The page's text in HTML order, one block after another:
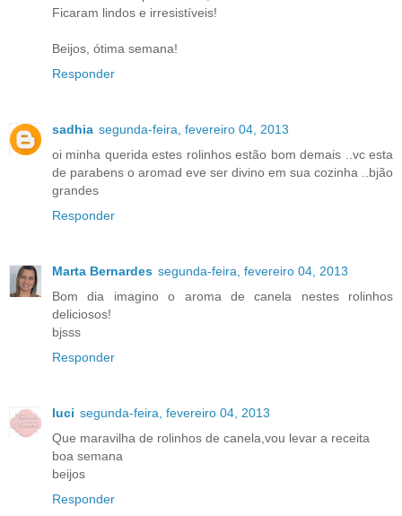
Ficaram lindos e irresistíveis!
Beijos, ótima semana!
Responder
sadhia segunda-feira, fevereiro 04, 2013
oi minha querida estes rolinhos estão bom demais ..vc esta
de parabens o aromad eve ser divino em sua cozinha ..bjão
grandes
Responder
Marta Bernardes segunda-feira, fevereiro 04, 2013
Bom dia imagino o aroma de canela nestes rolinhos
deliciosos!
bjsss
Responder
luci segunda-feira, fevereiro 04, 2013
Que maravilha de rolinhos de canela,vou levar a receita
boa semana
beijos
Responder